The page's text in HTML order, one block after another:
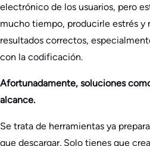
electrónico de los usuarios, pero
mucho tiempo, producirle estrés y
resultados correctos,
con la codificación.
Afortunadamente, soluciones
alcance.
Se trata de herramientas ya
que descargar. Solo tienes que